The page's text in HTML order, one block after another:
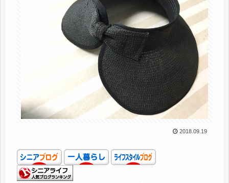
2018.09.19